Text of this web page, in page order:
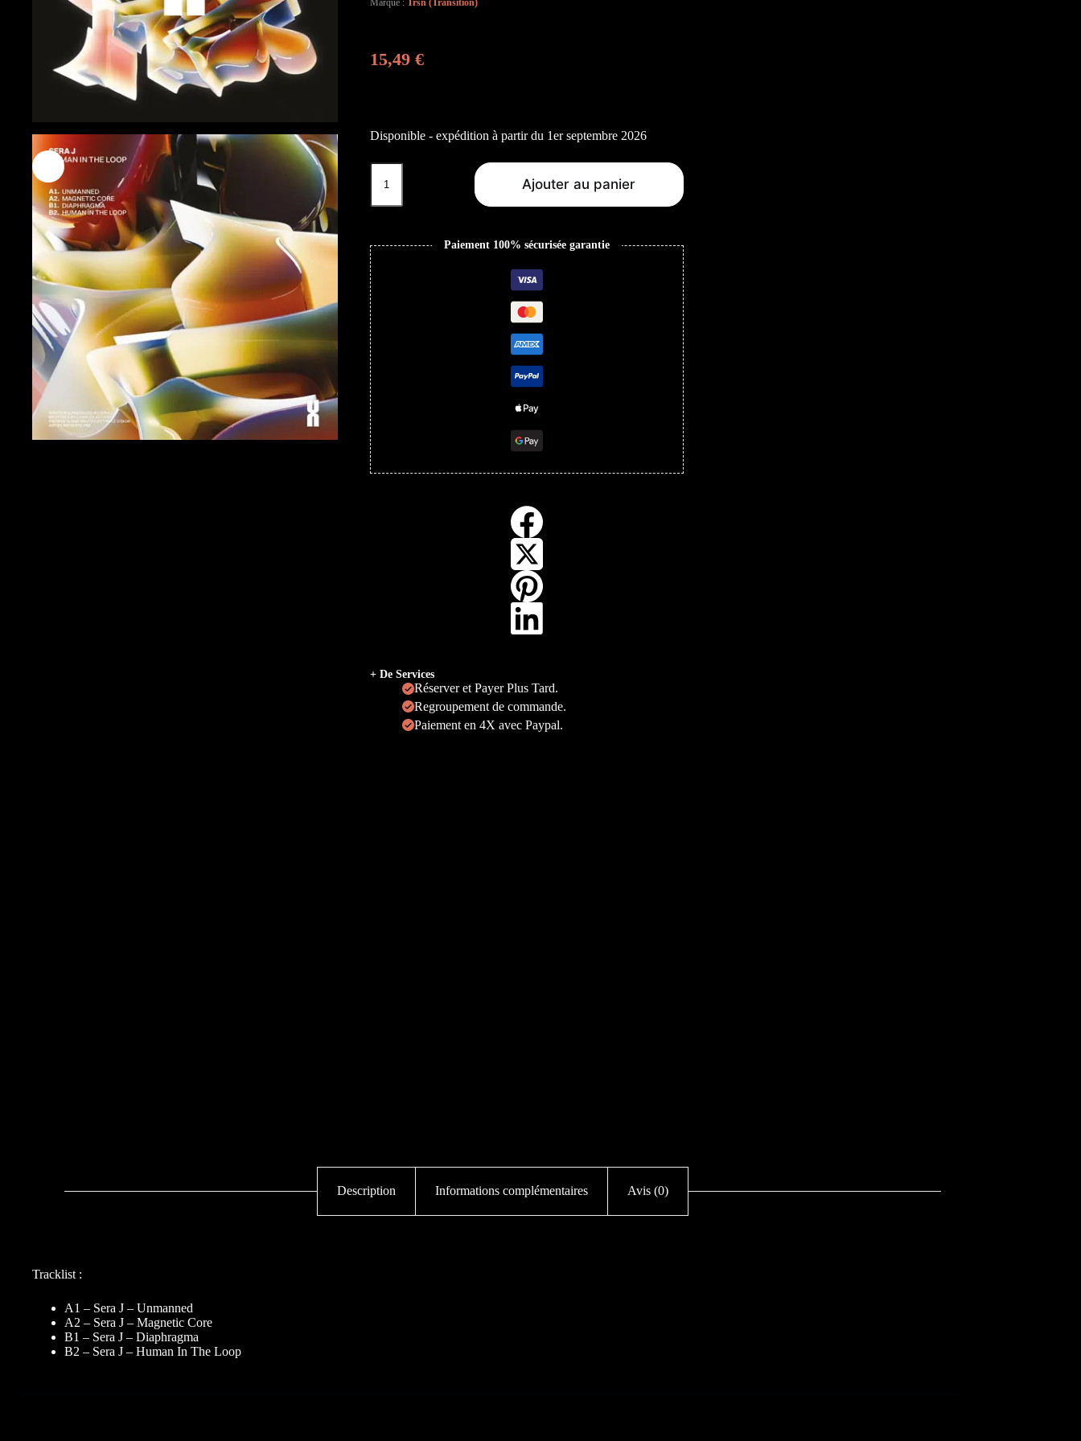
Marque : Trsn (Transition)
15,49 €
Disponible - expédition à partir du 1er septembre 2026
quantité
In
Ajouter au panier
Paiement 100% sécurisée garantie
+ De Services
Réserver et Payer Plus Tard.
Regroupement de commande.
Paiement en 4X avec Paypal.
Description Informations complémentaires Avis (0)
Tracklist :
A1 – Sera J – Unmanned
A2 – Sera J – Magnetic Core
B1 – Sera J – Diaphragma
B2 – Sera J – Human In The Loop